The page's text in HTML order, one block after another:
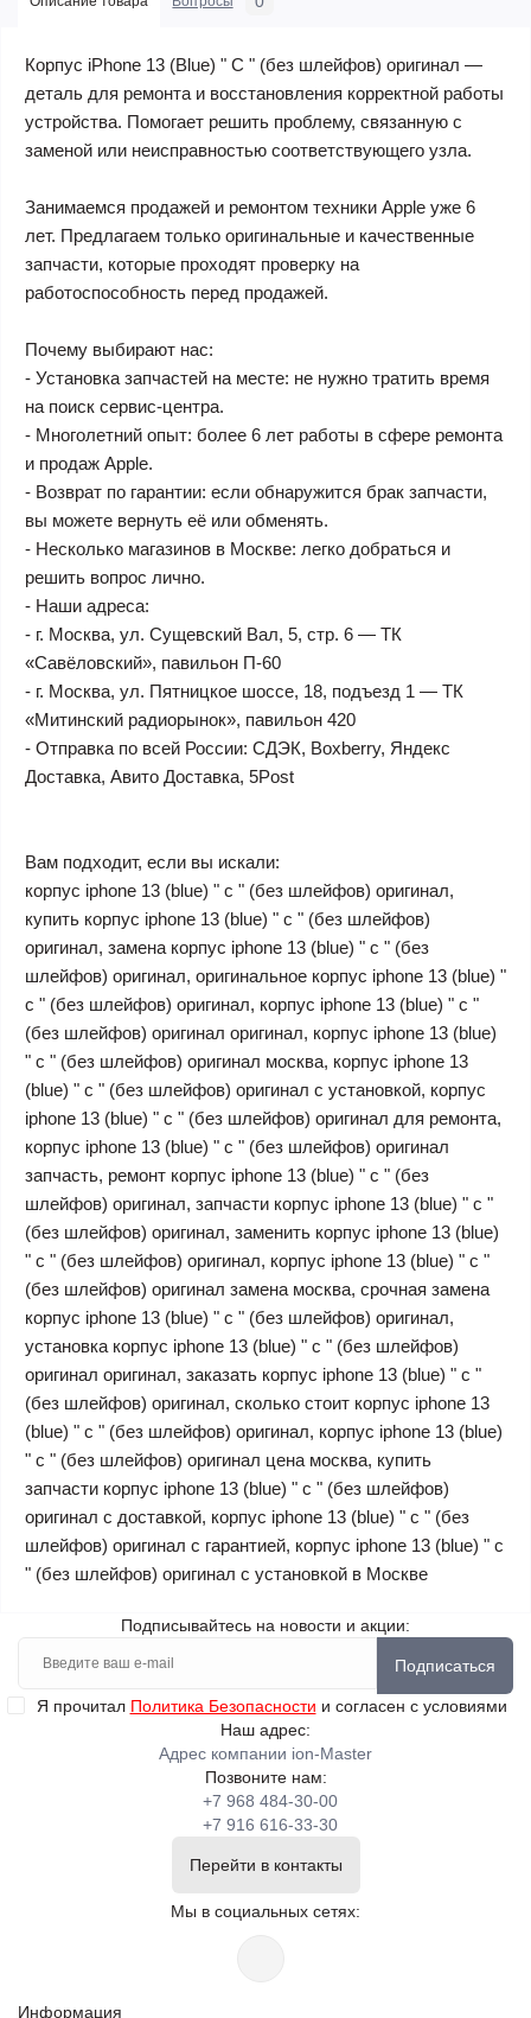
Корпус iPhone 13 (Blue) " C " (без шлейфов) оригинал —
деталь для ремонта и восстановления корректной работы
устройства. Помогает решить проблему, связанную с
заменой или неисправностью соответствующего узла.
Занимаемся продажей и ремонтом техники Apple уже 6
лет. Предлагаем только оригинальные и качественные
запчасти, которые проходят проверку на
работоспособность перед продажей.
Почему выбирают нас:
- Установка запчастей на месте: не нужно тратить время
на поиск сервис-центра.
- Многолетний опыт: более 6 лет работы в сфере ремонта
и продаж Apple.
- Возврат по гарантии: если обнаружится брак запчасти,
вы можете вернуть её или обменять.
- Несколько магазинов в Москве: легко добраться и
решить вопрос лично.
- Наши адреса:
- г. Москва, ул. Сущевский Вал, 5, стр. 6 — ТК
«Савёловский», павильон П-60
- г. Москва, ул. Пятницкое шоссе, 18, подъезд 1 — ТК
«Митинский радиорынок», павильон 420
- Отправка по всей России: СДЭК, Boxberry, Яндекс
Доставка, Авито Доставка, 5Post
Вам подходит, если вы искали:
корпус iphone 13 (blue) " c " (без шлейфов) оригинал,
купить корпус iphone 13 (blue) " c " (без шлейфов)
оригинал, замена корпус iphone 13 (blue) " c " (без
шлейфов) оригинал, оригинальное корпус iphone 13 (blue) "
c " (без шлейфов) оригинал, корпус iphone 13 (blue) " c "
(без шлейфов) оригинал оригинал, корпус iphone 13 (blue)
" c " (без шлейфов) оригинал москва, корпус iphone 13
(blue) " c " (без шлейфов) оригинал с установкой, корпус
iphone 13 (blue) " c " (без шлейфов) оригинал для ремонта,
корпус iphone 13 (blue) " c " (без шлейфов) оригинал
запчасть, ремонт корпус iphone 13 (blue) " c " (без
шлейфов) оригинал, запчасти корпус iphone 13 (blue) " c "
(без шлейфов) оригинал, заменить корпус iphone 13 (blue)
" c " (без шлейфов) оригинал, корпус iphone 13 (blue) " c "
(без шлейфов) оригинал замена москва, срочная замена
корпус iphone 13 (blue) " c " (без шлейфов) оригинал,
установка корпус iphone 13 (blue) " c " (без шлейфов)
оригинал оригинал, заказать корпус iphone 13 (blue) " c "
(без шлейфов) оригинал, сколько стоит корпус iphone 13
(blue) " c " (без шлейфов) оригинал, корпус iphone 13 (blue)
" c " (без шлейфов) оригинал цена москва, купить
запчасти корпус iphone 13 (blue) " c " (без шлейфов)
оригинал с доставкой, корпус iphone 13 (blue) " c " (без
шлейфов) оригинал с гарантией, корпус iphone 13 (blue) " c
" (без шлейфов) оригинал с установкой в Москве
Подписывайтесь на новости и акции:
Подписаться
Я прочитал Политика Безопасности и согласен с условиями
Наш адрес:
Адрес компании ion-Master
Позвоните нам:
+7 968 484-30-00
+7 916 616-33-30
Перейти в контакты
Мы в социальных сетях:
Информация